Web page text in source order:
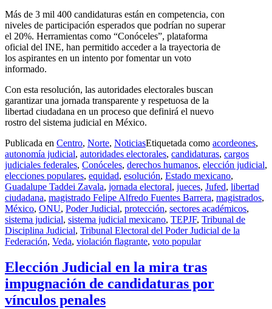
Más de 3 mil 400 candidaturas están en competencia, con
niveles de participación esperados que podrían no superar
el 20%. Herramientas como “Conóceles”, plataforma
oficial del INE, han permitido acceder a la trayectoria de
los aspirantes en un intento por fomentar un voto
informado.
Con esta resolución, las autoridades electorales buscan
garantizar una jornada transparente y respetuosa de la
libertad ciudadana en un proceso que definirá el nuevo
rostro del sistema judicial en México.
Publicada en Centro, Norte, NoticiasEtiquetada como acordeones,
autonomía judicial, autoridades electorales, candidaturas, cargos
judiciales federales, Conóceles, derechos humanos, elección judicial,
elecciones populares, equidad, esolución, Estado mexicano,
Guadalupe Taddei Zavala, jornada electoral, jueces, Jufed, libertad
ciudadana, magistrado Felipe Alfredo Fuentes Barrera, magistrados,
México, ONU, Poder Judicial, protección, sectores académicos,
sistema judicial, sistema judicial mexicano, TEPJF, Tribunal de
Disciplina Judicial, Tribunal Electoral del Poder Judicial de la
Federación, Veda, violación flagrante, voto popular
Elección Judicial en la mira tras
impugnación de candidaturas por
vínculos penales